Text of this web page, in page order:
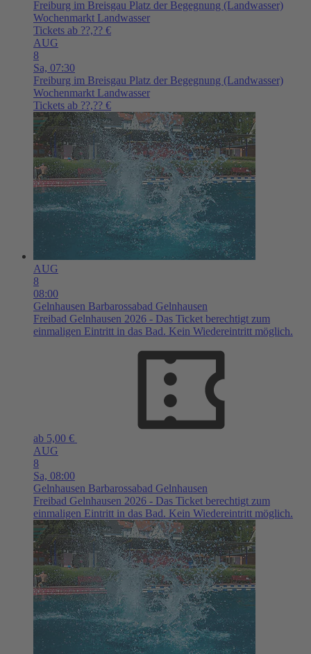
Freiburg im Breisgau Platz der Begegnung (Landwasser)
Wochenmarkt Landwasser
Tickets ab ??,?? €
AUG
8
Sa, 07:30
Freiburg im Breisgau Platz der Begegnung (Landwasser)
Wochenmarkt Landwasser
Tickets ab ??,?? €
AUG
8
08:00
Gelnhausen Barbarossabad Gelnhausen
Freibad Gelnhausen 2026 - Das Ticket berechtigt zum
einmaligen Eintritt in das Bad. Kein Wiedereintritt möglich.
ab 5,00 €
AUG
8
Sa, 08:00
Gelnhausen Barbarossabad Gelnhausen
Freibad Gelnhausen 2026 - Das Ticket berechtigt zum
einmaligen Eintritt in das Bad. Kein Wiedereintritt möglich.